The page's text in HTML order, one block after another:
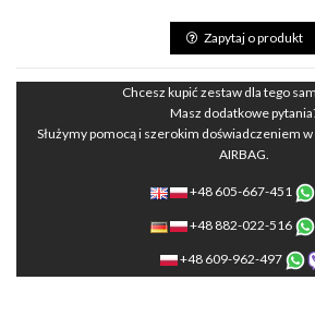
Zapytaj o produkt
Chcesz kupić zestaw dla tego
Masz dodatkowe
Służymy pomocą i szerokim doświadczeniem
AIRBAG.
+48 605-667-451
+48 882-022-516
+48 609-962-497